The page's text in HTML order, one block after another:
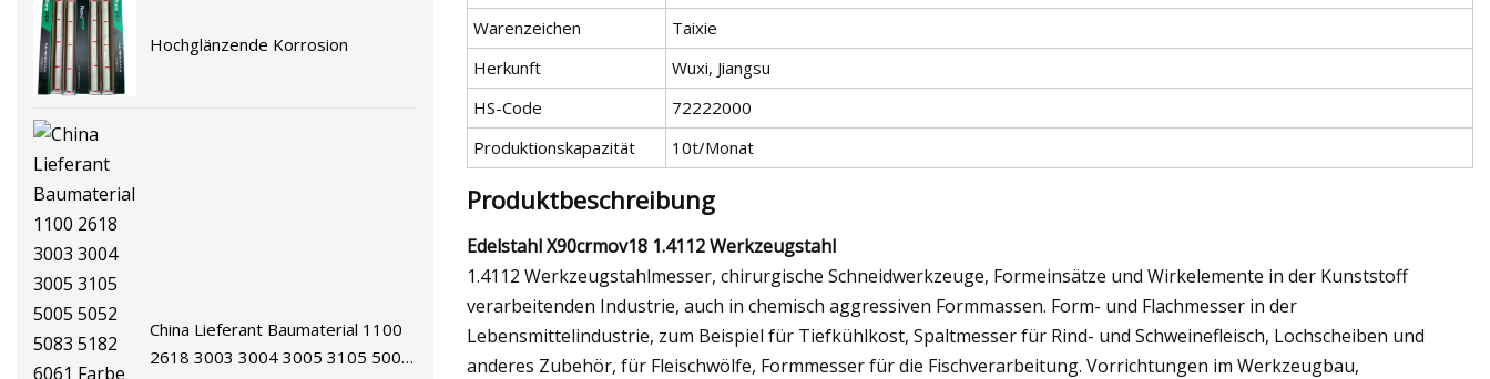
Hochglänzende Korrosion
China Lieferant Baumaterial 1100
2618 3003 3004 3005 3105 5005
Warenzeichen
Taixie
Herkunft
Wuxi, Jiangsu
HS-Code
72222000
Produktionskapazität
10t/Monat
Produktbeschreibung
Edelstahl X90crmov18 1.4112 Werkzeugstahl
1.4112 Werkzeugstahlmesser, chirurgische Schneidwerkzeuge, Formeinsätze und Wirkelemente in der Kunststoff
verarbeitenden Industrie, auch in chemisch aggressiven Formmassen. Form- und Flachmesser in der
Lebensmittelindustrie, zum Beispiel für Tiefkühlkost, Spaltmesser für Rind- und Schweinefleisch, Lochscheiben und
anderes Zubehör, für Fleischwölfe, Formmesser für die Fischverarbeitung. Vorrichtungen im Werkzeugbau,